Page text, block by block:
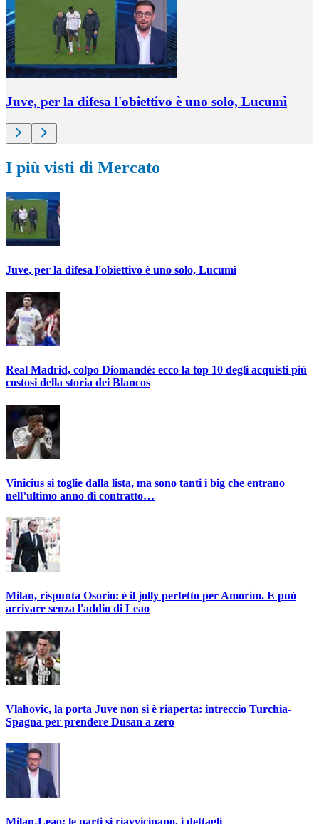
Juve, per la difesa l'obiettivo è uno solo, Lucumì
I più visti di Mercato
Juve, per la difesa l'obiettivo è uno solo, Lucumì
Real Madrid, colpo Diomandé: ecco la top 10 degli acquisti più
costosi della storia dei Blancos
Vinicius si toglie dalla lista, ma sono tanti i big che entrano
nell’ultimo anno di contratto…
Milan, rispunta Osorio: è il jolly perfetto per Amorim. E può
arrivare senza l'addio di Leao
Vlahovic, la porta Juve non si è riaperta: intreccio Turchia-
Spagna per prendere Dusan a zero